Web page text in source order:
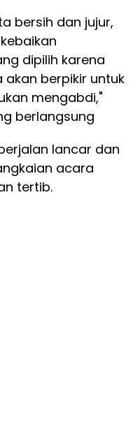
bersih dan jujur,
dipilih karena
berpikir untuk
mengabdi,"
berlangsung
lancar dan
acara
tertib.